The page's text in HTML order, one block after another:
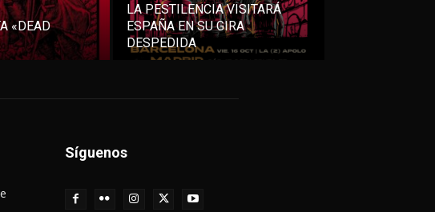
«DEAD
LA PESTILENCIA VISITARÁ
ESPAÑA EN SU GIRA
DESPEDIDA
Síguenos